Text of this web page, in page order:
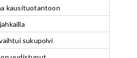
kausituotantoon
sukupolvi